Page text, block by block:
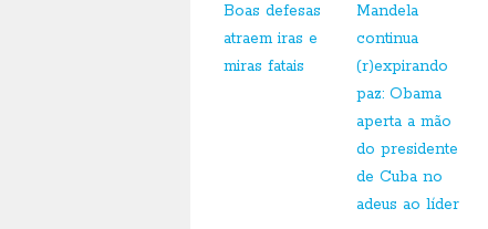
Boas defesas
atraem iras e
miras fatais
Mandela
continua
(r)expirando
paz: Obama
aperta a mão
do presidente
de Cuba no
adeus ao líder